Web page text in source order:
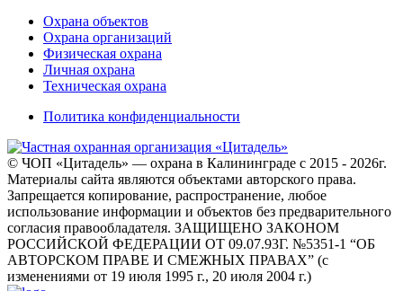
Охрана объектов
Охрана организаций
Физическая охрана
Личная охрана
Техническая охрана
Политика конфиденциальности
© ЧОП «Цитадель» — охрана в Калининграде c 2015 - 2026г.
Материалы сайта являются объектами авторского права.
Запрещается копирование, распространение, любое
использование информации и объектов без предварительного
согласия правообладателя. ЗАЩИЩЕНО ЗАКОНОМ
РОССИЙСКОЙ ФЕДЕРАЦИИ ОТ 09.07.93Г. №5351-1 “ОБ
АВТОРСКОМ ПРАВЕ И СМЕЖНЫХ ПРАВАХ” (с
изменениями от 19 июля 1995 г., 20 июля 2004 г.)